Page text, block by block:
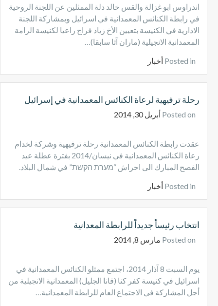
اندراوس ابو غزالة والقس خالد دلة الممثلين عن اللجنة الروحية
في رابطة الكنائس المعمدانية في اسرائيل وبمشاركة اللجنة
الادارية في الكنيسة بتعيين الأخ زياد فراج راعيا لكنيسة الرامة
المعمدانية الانجيلية (ماران آثا سابقا)…
Posted in أخبار
رحلة ترفيهية لرعاة الكنائس المعمدانية في إسرائيل
Posted on أبريل 30, 2014
عقدت رابطة الكنائس المعمدانية رحلة ترفيهية وشركة لخدام
رعاة الكنائس المعمدانية في نيسان/2014 بفترة عطلة عيد
الفصح المبارك الى احراش “מערת הקשת” في شمال البلاد.
Posted in أخبار
انتخاب رئيساً جديداً للرابطة المعدانية
Posted on مارس 8, 2014
يوم السبت 8 آذار 2014، اجتمع ممثلو الكنائس المعمدانية في
اسرائيل في كنيسة كفر كنا (قانا الجليل) المعمدانية الانجيلية من
أجل المشاركة في الاجتماع العام للرابطة المعمدانية…